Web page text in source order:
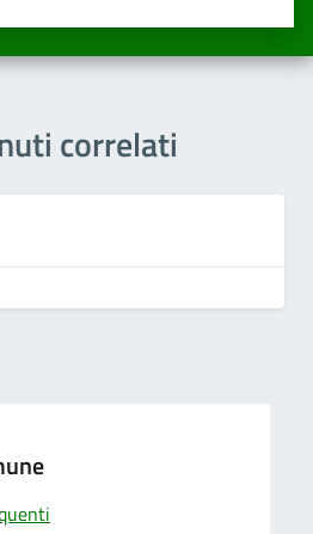
stelle su 5
su 5
5
correlati